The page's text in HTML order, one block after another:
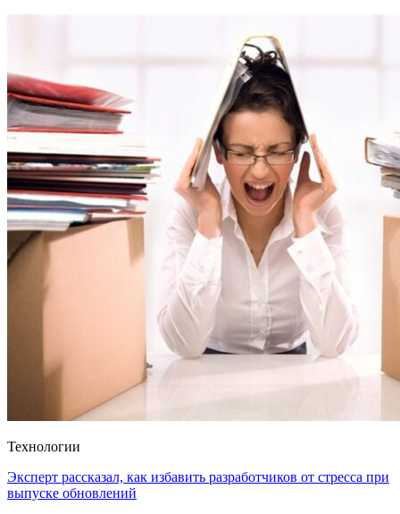
Технологии
Эксперт рассказал, как избавить разработчиков от стресса при
выпуске обновлений